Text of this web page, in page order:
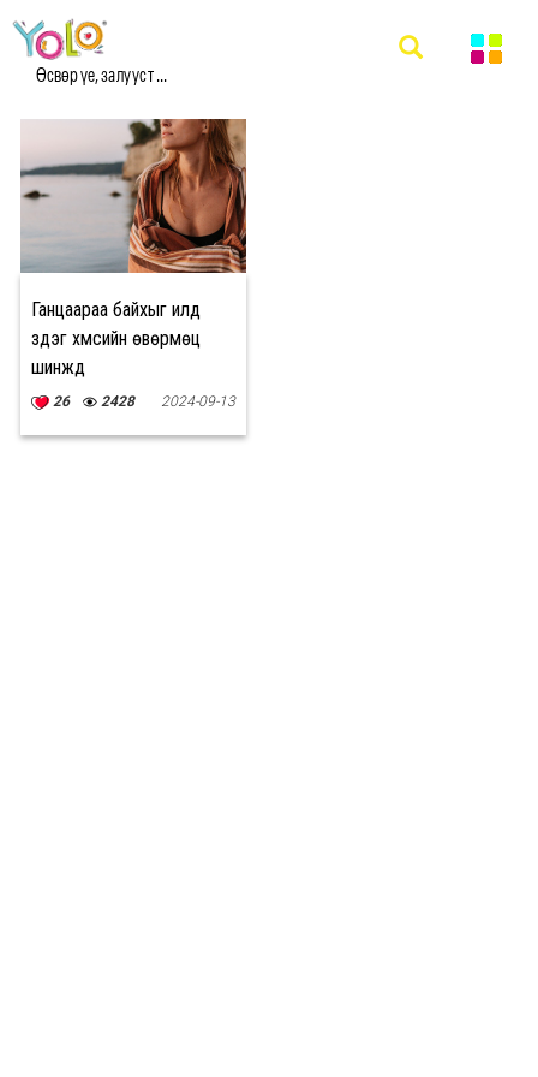
Өсвөр үе, залууст ...
#ТАНИН МЭДЭХҮЙ МЭДЭЭ
Ганцаараа байхыг илүүд
үздэг хүмүүсийн өвөрмөц
шинжүүд
26 2428 2024-09-13